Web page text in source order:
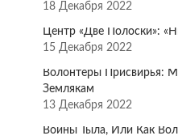
18 Декабря 2022
Центр «Две Полоски»:
15 Декабря 2022
Волонтёры Присвирья:
Землякам
13 Декабря 2022
Воины Тыла, Или Как